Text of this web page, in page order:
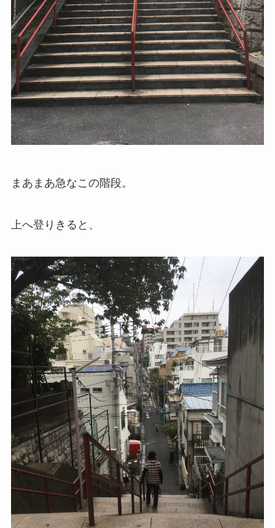
まあまあ急なこの階段。
上へ登りきると、